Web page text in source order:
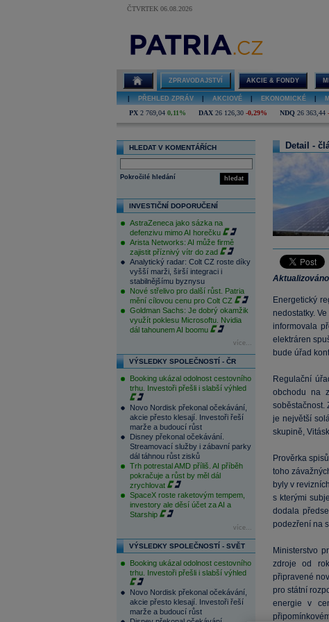
ČTVRTEK 06.08.2026
ZPRAVODAJSTVÍ AKCIE & FONDY
PŘEHLED ZPRÁV AKCIOVÉ EKONOMICKÉ
PX 2 769,04 0,11% DAX 26 126,30 -0,29% NDQ 26 363,44
HLEDAT V KOMENTÁŘÍCH
hledat
Pokročilé hledání
INVESTIČNÍ DOPORUČENÍ
AstraZeneca jako sázka na
defenzivu mimo AI horečku
Arista Networks: AI může firmě
zajistit příznivý vítr do zad
Analytický radar: Colt CZ roste díky
vyšší marži, širší integraci i
stabilnějšímu byznysu
Nové střelivo pro další růst. Patria
mění cílovou cenu pro Colt CZ
Goldman Sachs: Je dobrý okamžik
využít poklesu Microsoftu. Nvidia
dál tahounem AI boomu
více...
VÝSLEDKY SPOLEČNOSTÍ - ČR
Booking ukázal odolnost cestovního
trhu. Investoři přešli i slabší výhled
Novo Nordisk překonal očekávání,
akcie přesto klesají. Investoři řeší
marže a budoucí růst
Disney překonal očekávání.
Streamovací služby i zábavní parky
dál táhnou růst zisků
Trh potrestal AMD příliš. AI příběh
pokračuje a růst by měl dál
zrychlovat
SpaceX roste raketovým tempem,
investory ale děsí účet za AI a
Starship
více...
VÝSLEDKY SPOLEČNOSTÍ - SVĚT
Booking ukázal odolnost cestovního
trhu. Investoři přešli i slabší výhled
Novo Nordisk překonal očekávání,
akcie přesto klesají. Investoři řeší
marže a budoucí růst
Detail -
Aktualizováno
Energetický
nedostatky.
informovala
elektráren
bude úřad
Regulační
obchodu na
soběstačnost.
je největší
skupině,
Prověrka
toho
byly v
s kterými
dodala
podezření na
Ministerstvo
zdroje od
připravené
pro státní
energie v